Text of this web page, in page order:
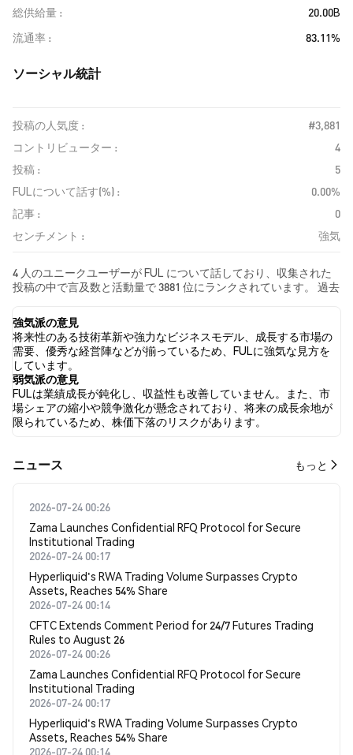
総供給量
20.00B
流通率
83.11%
ソーシャル統計
投稿の人気度 :
#3,881
コントリビューター :
4
投稿 :
5
FULについて話す(%) :
0.00%
記事 :
0
センチメント :
強気
4 人のユニークユーザーが FUL について話しており、収集された
投稿の中で言及数と活動量で 3881 位にランクされています。 過去
強気 でした。 最後に、FUL に関するニュース記事が 0 件公開され
ました。 Twitterでは、40.00% のツイートが強気の感情を示し、
0.00% のツイートが弱気の感情を示しました。 60.00% のツイート
は FUL に対して中立的でした。 これらの感情分析は 5 件のツイー
トに基づいています。
強気派の意見
将来性のある技術革新や強力なビジネスモデル、成長する市場の
需要、優秀な経営陣などが揃っているため、FULに強気な見方を
しています。
弱気派の意見
FULは業績成長が鈍化し、収益性も改善していません。また、市
場シェアの縮小や競争激化が懸念されており、将来の成長余地が
限られているため、株価下落のリスクがあります。
​​ニュース​​ もっと
2026-07-24 00:26
Zama Launches Confidential RFQ Protocol for Secure
Institutional Trading
2026-07-24 00:17
Hyperliquid's RWA Trading Volume Surpasses Crypto
Assets, Reaches 54% Share
2026-07-24 00:14
CFTC Extends Comment Period for 24/7 Futures Trading
Rules to August 26
2026-07-24 00:26
Zama Launches Confidential RFQ Protocol for Secure
Institutional Trading
2026-07-24 00:17
Hyperliquid's RWA Trading Volume Surpasses Crypto
Assets, Reaches 54% Share
2026-07-24 00:14